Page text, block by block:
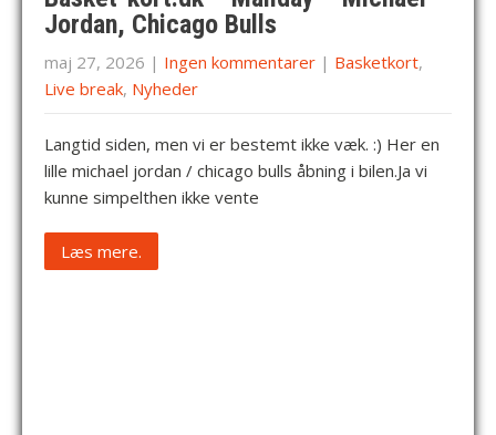
Jordan, Chicago Bulls
maj 27, 2026 | Ingen kommentarer | Basketkort,
Live break, Nyheder
Langtid siden, men vi er bestemt ikke væk. :) Her en
lille michael jordan / chicago bulls åbning i bilen.Ja vi
kunne simpelthen ikke vente
Læs mere.